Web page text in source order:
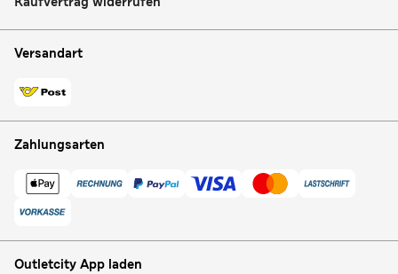
Versandart
Zahlungsarten
Outletcity App laden